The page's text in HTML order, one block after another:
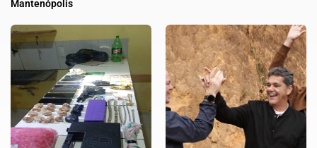
Mantenópolis